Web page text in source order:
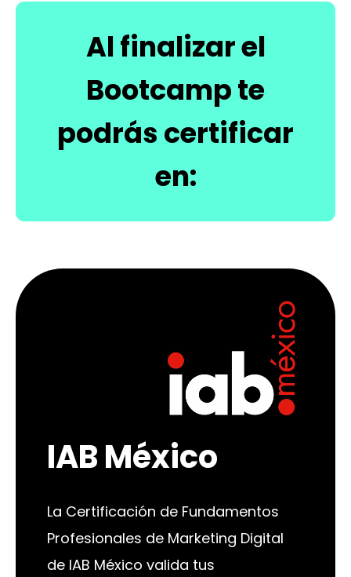
Al finalizar el
Bootcamp te
podrás certificar
en:
IAB México
La Certificación de Fundamentos
Profesionales de Marketing Digital
de IAB México valida tus